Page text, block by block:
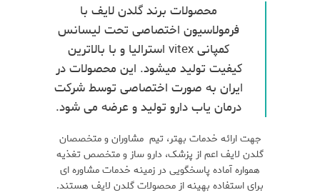
محصولات برند گلدن لایف با
فرمولاسیون اختصاصی تحت لیسانس
کمپانی vitex استرالیا و با بالاترین
کیفیت تولید میشود. این محصولات در
ایران به صورت اختصاصی توسط شرکت
درمان یاب دارو تولید و عرضه می شود.
جهت ارائه خدمات بهتر، تیم مشاوران و متخصصان
گلدن لایف اعم از پزشک، دارو ساز و متخصص تغذیه
همواره آماده پاسخگویی در زمینه خدمات مشاوره ای
برای استفاده بهینه از محصولات گلدن لایف هستند.